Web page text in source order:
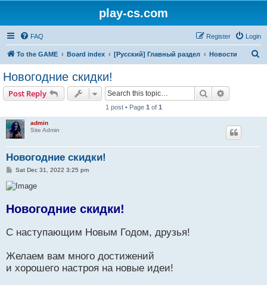
play-cs.com
FAQ Login
Register
To the GAME Board index [Русский] Главный раздел Новости
Новогодние скидки!
Post Reply Search
1 post • Page 1 of 1
admin
Site Admin
Новогодние скидки!
P
s
t
Sat Dec 31, 2022 3:25 pm
Новогодние скидки!
С наступающим Новым Годом, друзья!
Желаем вам много достижений
и хорошего настроя на новые идеи!